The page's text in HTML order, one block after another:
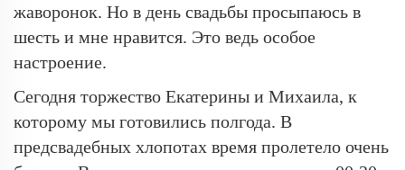
жаворонок. Но в день свадьбы просыпаюсь в
шесть и мне нравится. Это ведь особое
настроение.
Сегодня торжество Екатерины и Михаила, к
которому мы готовились полгода. В
предсвадебных хлопотах время пролетело очень